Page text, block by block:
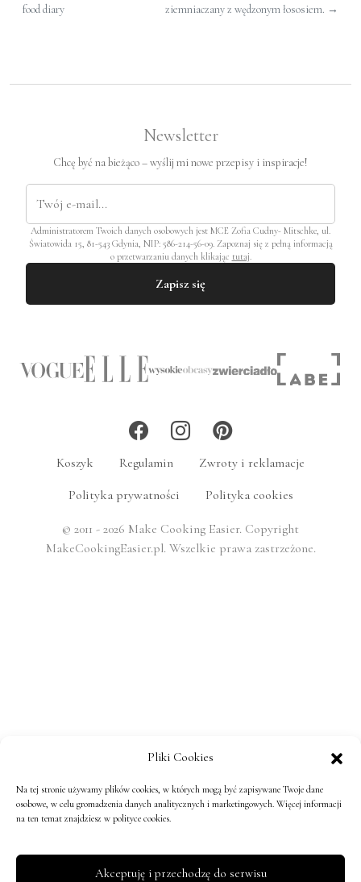
Pliki Cookies
Na tej stronie używamy plików cookies, w których mogą być zapisywane Twoje dane
osobowe, w celu gromadzenia danych analitycznych i marketingowych. Więcej informacji
na ten temat znajdziesz w polityce cookies.
Akceptuję i przechodzę do serwisu
food diary
ziemniaczany z wędzonym łososiem. →
Newsletter
Chcę być na bieżąco – wyślij mi nowe przepisy i inspiracje!
Administratorem Twoich danych osobowych jest MCE Zofia Cudny- Mitschke, ul.
Światowida 15, 81-543 Gdynia, NIP: 586-214-56-09. Zapoznaj się z pełną informacją
o przetwarzaniu danych klikając tutaj
Zapisz się
Koszyk Regulamin
Zwroty i reklamacje
Polityka prywatności
Polityka cookies
© 2011 - 2026 Make Cooking Easier. Copyright
MakeCookingEasier.pl. Wszelkie prawa zastrzeżone.